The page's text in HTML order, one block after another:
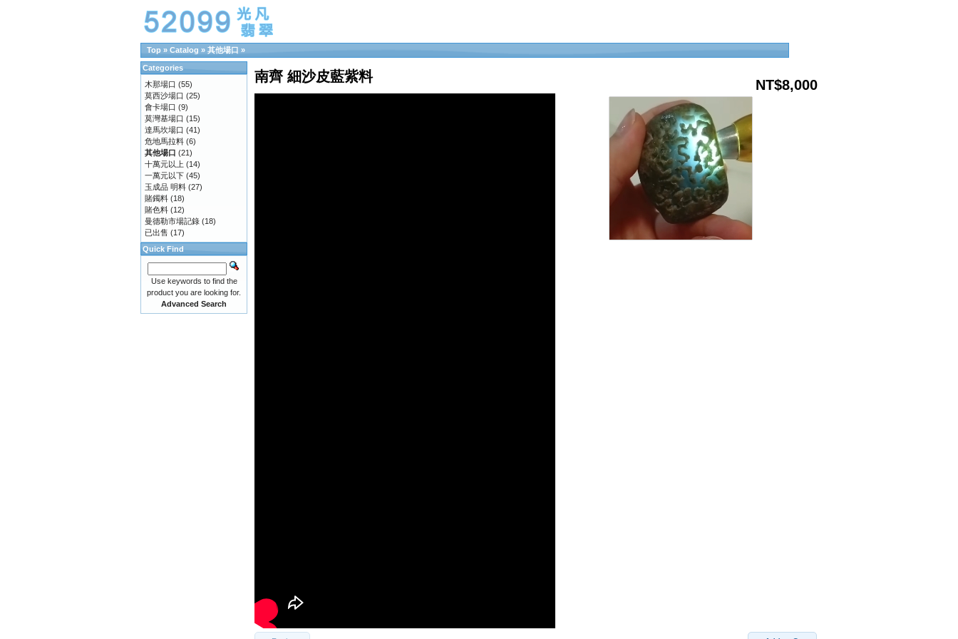
Top » Catalog » 其他場口 »
NT$8,000
南齊 細沙皮藍紫料
Categories
木那場口 (55)
莫西沙場口 (25)
會卡場口 (9)
莫灣基場口 (15)
達馬坎場口 (41)
危地馬拉料 (6)
其他場口 (21)
十萬元以上 (14)
一萬元以下 (45)
玉成品 明料 (27)
賭鐲料 (18)
賭色料 (12)
曼德勒市場記錄 (18)
已出售 (17)
Quick Find
Use keywords to find the
product you are looking for.
Advanced Search